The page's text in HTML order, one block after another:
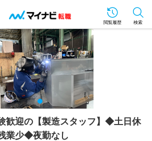
閲覧履歴 検索
歓迎の【製造スタッフ】◆土日休
業少◆夜勤なし